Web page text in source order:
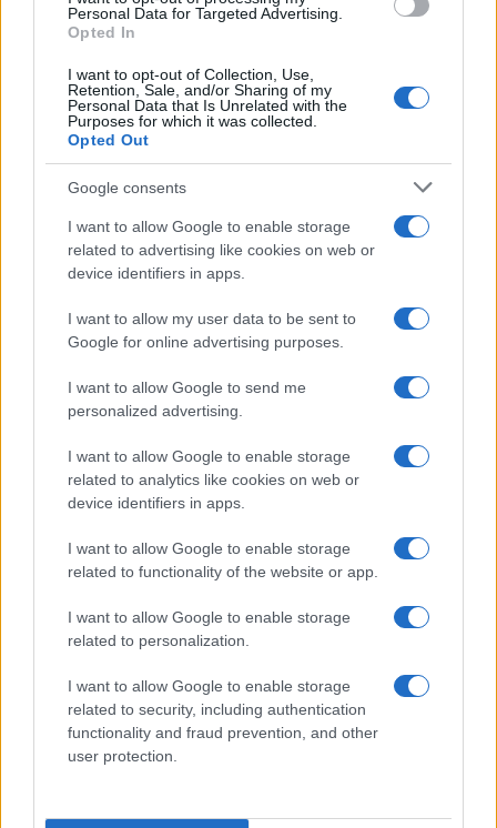
Personal Data for Targeted Advertising.
Opted In
I want to opt-out of Collection, Use,
Retention, Sale, and/or Sharing of my
Personal Data that Is Unrelated with the
Purposes for which it was collected.
Opted Out
Google consents
I want to allow Google to enable storage
related to advertising like cookies on web or
device identifiers in apps.
I want to allow my user data to be sent to
Google for online advertising purposes.
I want to allow Google to send me
personalized advertising.
I want to allow Google to enable storage
related to analytics like cookies on web or
device identifiers in apps.
I want to allow Google to enable storage
related to functionality of the website or app.
I want to allow Google to enable storage
related to personalization.
I want to allow Google to enable storage
related to security, including authentication
functionality and fraud prevention, and other
user protection.
Članska ekipa NK Slovenj
Gradec do zmage proti NK
Festival Zebra razglasil
občinstva
Več iz kategorije Črna kronika
enota klimatske naprave,
lastnik je požar omejil sam
truplo 24-letnega Slovenca
Na Prevaljah se je huje
poškodoval voznik e-skiroja
Na bencinskem servisu v
Obvestila
Izklop elektrike: 426. Nadzorništvo Vuzenica - Območje Sv.
Anton na Pohorju
pred 3 urami
Izklop elektrike: 425. Nadzorništvo Vuzenica - Območje
Vuhred
pred 3 urami
Izklop elektrike: 424. Nadzorništvo Vuzenica - Območje Orlice
⚡Izklop elektrike: 429. Nadzorništvo Ravne - Območje Prevalje